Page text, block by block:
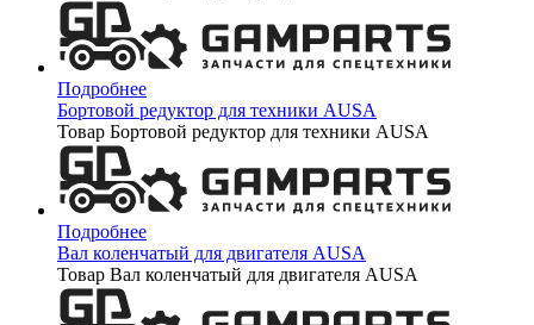
Подробнее
Бортовой редуктор для техники AUSA
Товар Бортовой редуктор для техники AUSA
Подробнее
Вал коленчатый для двигателя AUSA
Товар Вал коленчатый для двигателя AUSA